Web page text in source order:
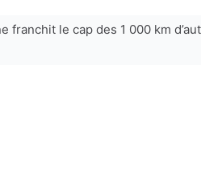
le cap des 1 000 km